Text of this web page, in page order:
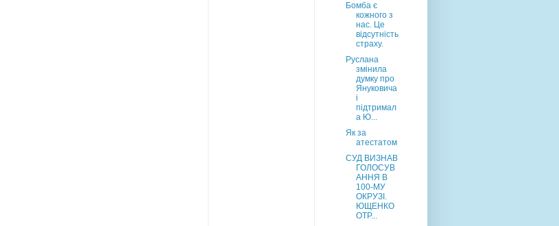
Бомба є
кожного з
нас. Це
відсутність
страху.
Руслана
змінила
думку про
Януковича
і
підтримал
а Ю...
Як за
атестатом
СУД ВИЗНАВ
ГОЛОСУВ
АННЯ В
100-МУ
ОКРУЗІ.
ЮЩЕНКО
ОТР...